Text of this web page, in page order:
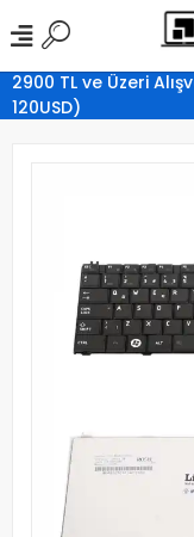
2900 TL ve Üzeri
120USD)